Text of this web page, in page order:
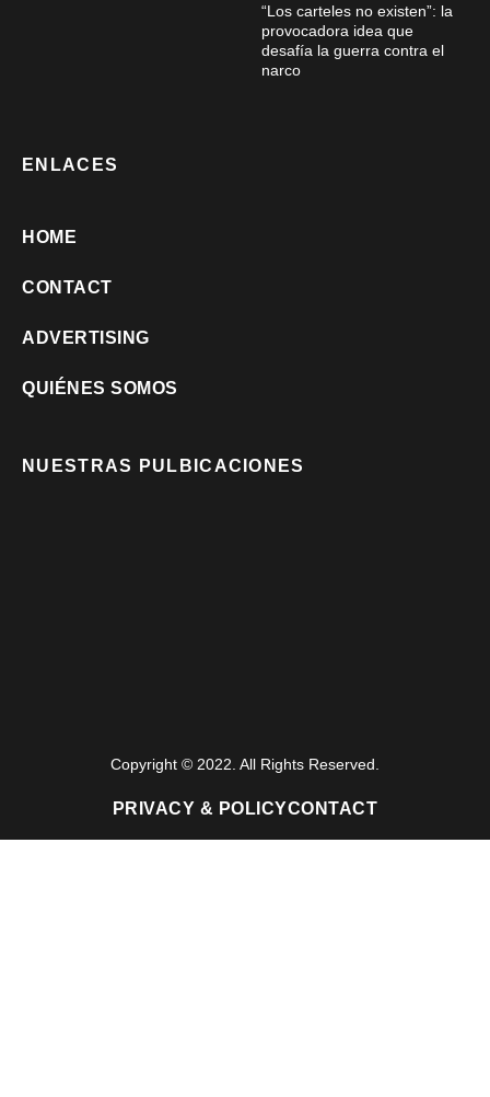
“Los carteles no existen”: la
provocadora idea que
desafía la guerra contra el
narco
ENLACES
HOME
CONTACT
ADVERTISING
QUIÉNES SOMOS
NUESTRAS PULBICACIONES
Copyright © 2022. All Rights Reserved.
PRIVACY & POLICYCONTACT